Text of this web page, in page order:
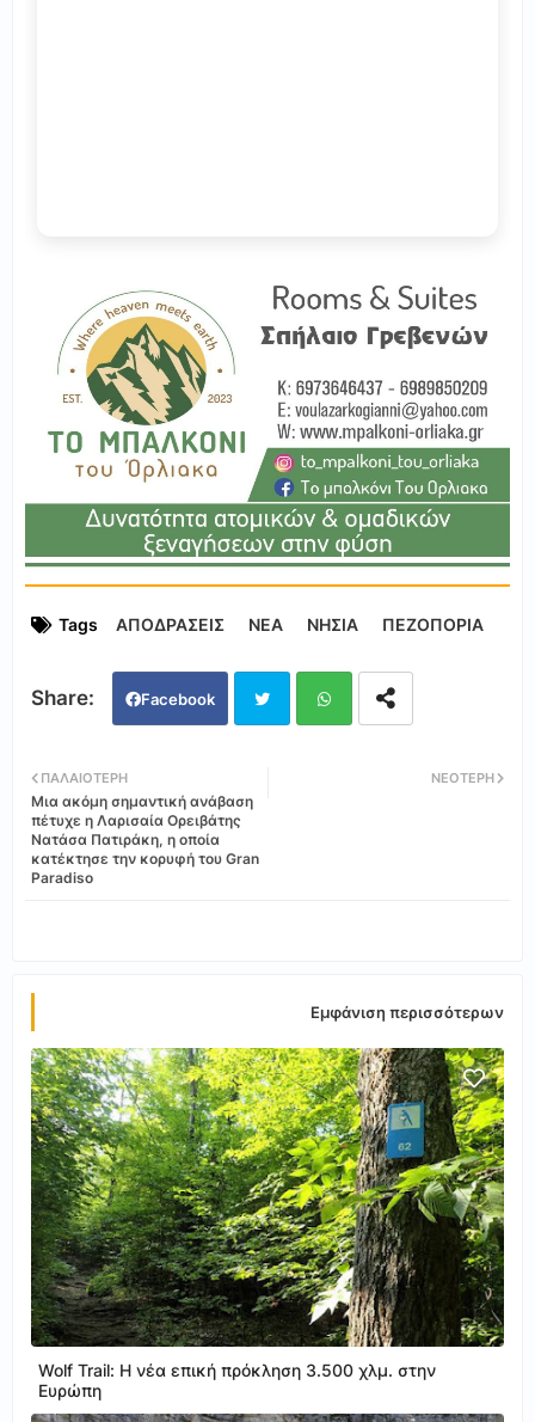
Tags ΑΠΟΔΡΑΣΕΙΣ ΝΕΑ ΝΗΣΙΑ ΠΕΖΟΠΟΡΙΑ
Facebook
tter
ΝΕΌΤΕΡΗ
ΠΑΛΑΙΌΤΕΡΗ
Μια ακόμη σημαντική ανάβαση
πέτυχε η Λαρισαία Ορειβάτης
Νατάσα Πατιράκη, η οποία
κατέκτησε την κορυφή του Gran
Paradiso
Εμφάνιση περισσότερων
Wolf Trail: Η νέα επική πρόκληση 3.500 χλμ. στην
Ευρώπη